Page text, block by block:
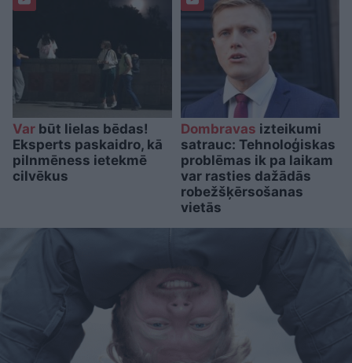
Var būt lielas bēdas!
Eksperts paskaidro, kā
pilnmēness ietekmē
cilvēkus
Dombravas izteikumi
satrauc: Tehnoloģiskas
problēmas ik pa laikam
var rasties dažādās
robežšķērsošanas
vietās